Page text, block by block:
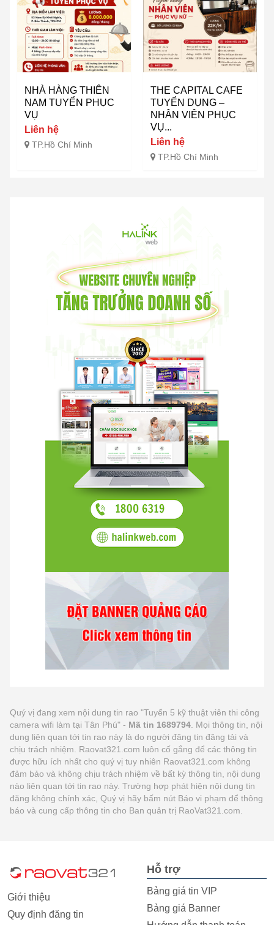
NHÀ HÀNG THIÊN
NAM TUYỂN PHỤC
VỤ
Liên hệ
TP.Hồ Chí Minh
THE CAPITAL CAFE
TUYỂN DỤNG –
NHÂN VIÊN PHỤC
VỤ...
Liên hệ
TP.Hồ Chí Minh
Quý vị đang xem nội dung tin rao "Tuyển 5 kỹ thuật viên thi công
camera wifi làm tại Tân Phú" - Mã tin 1689794. Mọi thông tin, nội
dung liên quan tới tin rao này là do người đăng tin đăng tải và
chịu trách nhiệm. Raovat321.com luôn cố gắng để các thông tin
được hữu ích nhất cho quý vị tuy nhiên Raovat321.com không
đảm bảo và không chịu trách nhiệm về bất kỳ thông tin, nội dung
nào liên quan tới tin rao này. Trường hợp phát hiện nội dung tin
đăng không chính xác, Quý vị hãy bấm nút Báo vi phạm để thông
báo và cung cấp thông tin cho Ban quản trị RaoVat321.com.
Giới thiệu
Quy định đăng tin
Hỗ trợ
Bảng giá tin VIP
Bảng giá Banner